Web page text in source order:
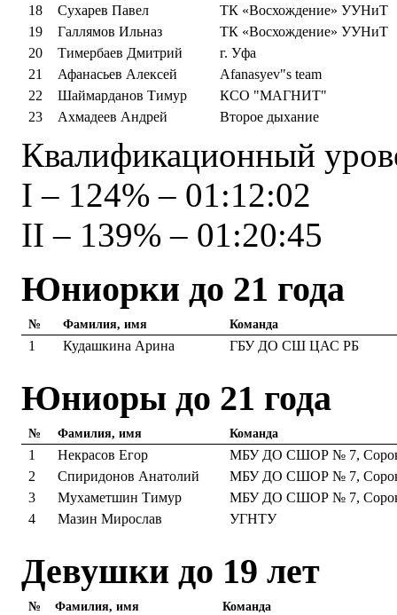
18
Сухарев Павел
ТК «Восхождение» УУНиТ
19
Галлямов Ильназ
ТК «Восхождение» УУНиТ
20
Тимербаев Дмитрий
г. Уфа
21
Афанасьев Алексей
Afanasyev"s team
22
Шаймарданов Тимур
КСО "МАГНИТ"
23
Ахмадеев Андрей Второе дыхание
Квалификационный
I – 124% – 01:12:02
II – 139% – 01:20:45
Юниорки до 21 года
№ Фамилия, имя Команда
1 Кудашкина Арина ГБУ ДО СШ ЦАС РБ
Юниоры до 21 года
№ Фамилия, имя Команда
1 Некрасов Егор
МБУ ДО СШОР № 7,
2
Спиридонов Анатолий
МБУ ДО СШОР № 7,
3
Мухаметшин Тимур
МБУ ДО СШОР № 7,
4
Мазин Мирослав УГНТУ
Девушки до 19 лет
№ Фамилия, имя Команда